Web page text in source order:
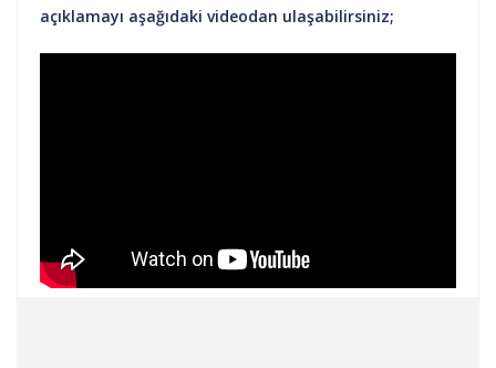
açıklamayı aşağıdaki videodan ulaşabilirsiniz;